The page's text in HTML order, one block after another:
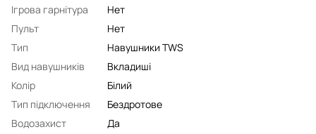
Ігрова гарнітура
Нет
Пульт
Нет
Тип
Навушники TWS
Вид навушників
Вкладиші
Колір
Білий
Тип підключення
Бездротове
Водозахист
Да